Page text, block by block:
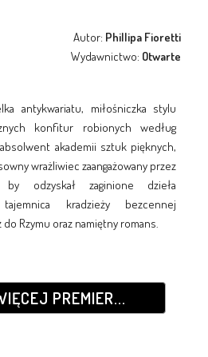
Autor: Phillipa Fioretti
Wydawnictwo: Otwarte
antykwariatu, miłośniczka stylu
konfitur robionych według
akademii sztuk pięknych,
wrażliwiec zaangażowany przez
by odzyskał zaginione dzieła
kradzieży bezcennej
Rzymu oraz namiętny romans.
PREMIER...